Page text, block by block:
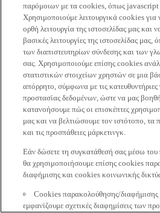
παρόμοιων με τα cookies, όπως javascript
Χρησιμοποιούμε λειτουργικά cookies για
ορθή λειτουργία της ιστοσελίδας μας και
βασικές λειτουργίες της ιστοσελίδας
των διαπιστευτηρίων σύνδεσης και των
σας. Χρησιμοποιούμε επίσης cookies
στατιστικών στοιχείων χρηστών σε μια
απόρρητο, σύμφωνα με τις
προστασίας δεδομένων, ώστε να μας
κατανοήσουμε πώς οι επισκέπτες
μας και να βελτιώσουμε τον ιστότοπο, τα
και τις προσπάθειες μάρκετινγκ.
Εάν δώσετε τη συγκατάθεσή σας μέσω
θα χρησιμοποιήσουμε επίσης cookies
διαφήμισης και cookies κοινωνικής
Cookies παρακολούθησης/διαφήμισης
εμφανίζουμε σχετικές διαφημίσεις των